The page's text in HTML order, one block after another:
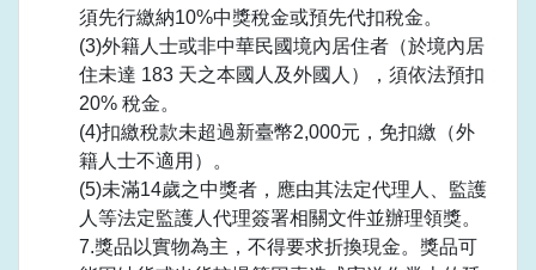
須先行繳納10%中獎稅金或預先代扣稅金。
(3)外籍人士或非中華民國境內居住者（於境內居
住未達 183 天之本國人及外國人），須依法預扣
20% 稅金。
(4)扣繳稅款未超過新臺幣2,000元，免扣繳（外
籍人士不適用）。
(5)未滿14歲之中獎者，應由其法定代理人、監護
人等法定監護人代理簽署相關文件並辦理領獎。
7.獎品以實物為主，不得要求折換現金。獎品可